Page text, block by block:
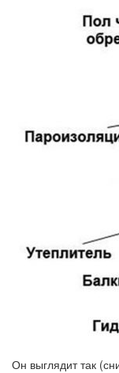
Он выглядит так